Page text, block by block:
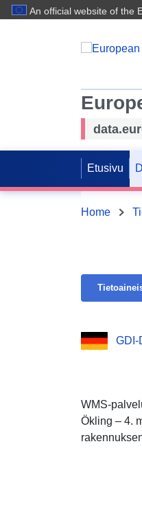
An official website of the
Etusivu
Home
GDI-
WMS-
Ökling – 4.